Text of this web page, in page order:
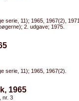
serie, 11); 1965, 1967(2),
2. udgave; 1975.
serie, 11); 1965, 1967(2).
1965
nr. 3